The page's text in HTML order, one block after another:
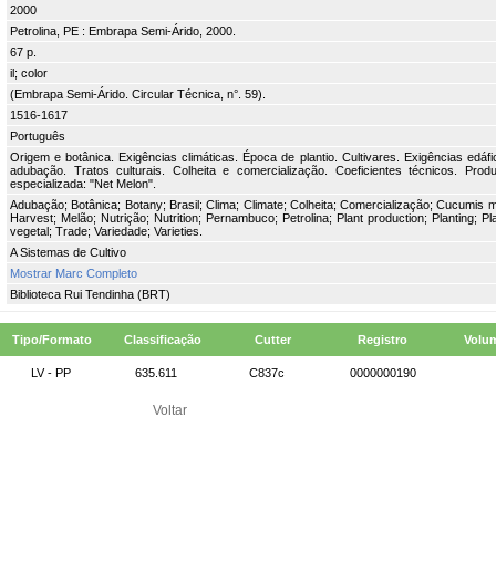
2000
Petrolina, PE : Embrapa Semi-Árido, 2000.
67 p.
il; color
(Embrapa Semi-Árido. Circular Técnica, n°. 59).
1516-1617
Português
Origem e botânica. Exigências climáticas. Época de plantio. Cultivares. Exigências
adubação. Tratos culturais. Colheita e comercialização. Coeficientes técnicos.
especializada: "Net Melon".
Adubação; Botânica; Botany; Brasil; Clima; Climate; Colheita; Comercialização; Cucumis
Harvest; Melão; Nutrição; Nutrition; Pernambuco; Petrolina; Plant production; Planting;
vegetal; Trade; Variedade; Varieties.
A Sistemas de Cultivo
Mostrar Marc Completo
Biblioteca Rui Tendinha (BRT)
Tipo/Formato Classificação Cutter Registro
LV - PP 635.611 C837c 0000000190
Voltar